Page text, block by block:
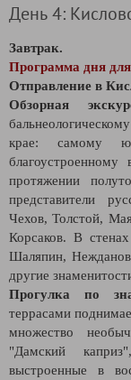
День 4:
Завтрак.
Программа дня
Отправление в
Обзорная
крае: самому
протяжении
представители
Чехов, Толстой,
Корсаков. В
Шаляпин,
другие
Прогулка по
террасами
множество
"Дамский
выстроенные в